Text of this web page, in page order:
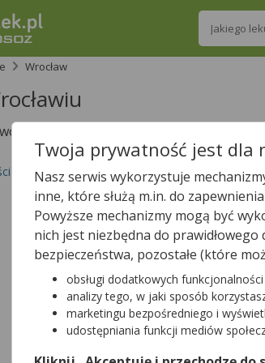
Wpisz nazwę
Wrocław
Sprawdź, które apteki w
Wpisz nazwę
W Wrocławiu
Sprawdź dostępność w aptekach
Tylko otwarte
Twoja prywatność jest dla
Nasz serwis wykorzystuje
inne, które służą m.in. do
Powyższe mechanizmy mogą być
nich jest niezbędna do
bezpieczeństwa, pozostałe (które
obsługi dodatkowych
analizy tego, w jaki sposób
marketingu bezpośredniego i
udostępniania funkcji mediów